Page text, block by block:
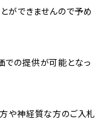
ができませんので予め
での提供が可能となっ
や神経質な方のご入札